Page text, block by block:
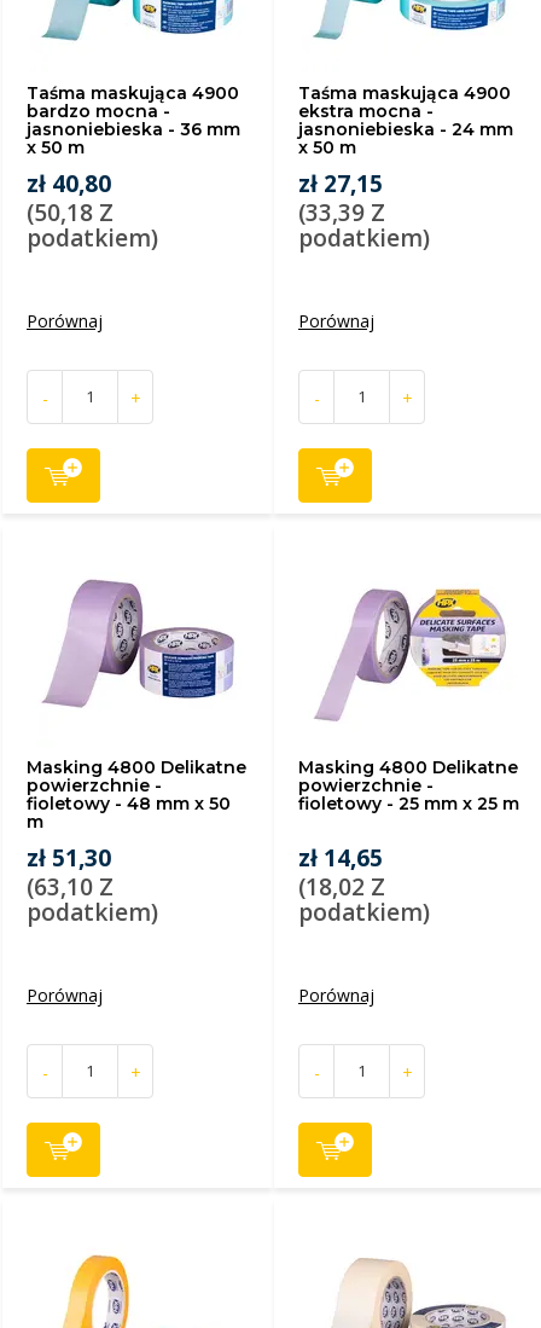
Taśma maskująca 4900
bardzo mocna -
jasnoniebieska - 36 mm
x 50 m
zł 40,80
(50,18 Z
podatkiem)
Porównaj
- +
Taśma maskująca 4900
ekstra mocna -
jasnoniebieska - 24 mm
x 50 m
zł 27,15
(33,39 Z
podatkiem)
Porównaj
- +
Masking 4800 Delikatne
powierzchnie -
fioletowy - 48 mm x 50
m
zł 51,30
(63,10 Z
podatkiem)
Porównaj
- +
Masking 4800 Delikatne
powierzchnie -
fioletowy - 25 mm x 25 m
zł 14,65
(18,02 Z
podatkiem)
Porównaj
- +